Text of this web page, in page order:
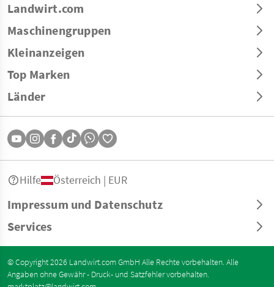
Landwirt.com
Maschinengruppen
Kleinanzeigen
Top Marken
Länder
Impressum und Datenschutz
Services
Hilfe Österreich | EUR
© Copyright 2026 Landwirt.com GmbH Alle Rechte vorbehalten. Alle
Angaben ohne Gewähr - Druck- und Satzfehler vorbehalten.